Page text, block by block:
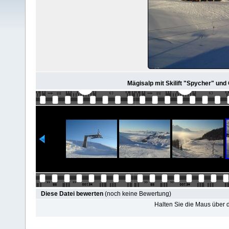
Mägisalp mit Skilift "Spycher"
Diese Datei bewerten (noch keine Bewertung)
Halten Sie die Maus über